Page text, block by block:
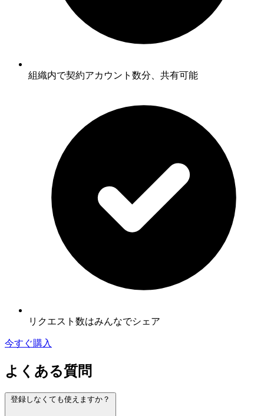
組織内で契約アカウント数分、共有可能
リクエスト数はみんなでシェア
今すぐ購入
よくある質問
登録しなくても使えますか？